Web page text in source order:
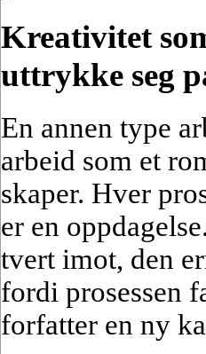
Kreativitet
uttrykke seg
En annen type
arbeid som et
skaper. Hver
er en
tvert imot, den
fordi prosessen
forfatter en ny